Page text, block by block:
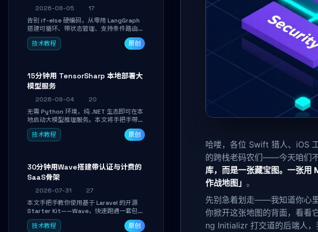
2026-08-05
17
告别 if-else 硬编码，从零用 LangGraph
搭建可循环、带状态管理、支持条件路由的
多步骤 AI 代理。学完能独立编写包含自动
决策、工具调用和持久化状态的复杂工作
技术教程 原创
15分钟用 TensorSharp 本地部署大
模型服务
2026-08-04
20
无需 Python 环境，纯 .NET 生态即可在本
地启动大模型推理服务。本文将手把手带你
下载模型、配置 GPU 加速、启动 OpenAI
兼容 API，并在 C# 业务代码中无缝调用。
技术教程 原创
30分钟用Wave搭建带认证与计费的
SaaS骨架
2026-07-31
27
本文手把手教你使用基于 Laravel 的开源
Starter Kit——Wave，快速跑通一套包含
用户认证、订阅计费、角色权限和后台管理
的完整 SaaS 骨架。附带 Stripe 测试支付
技术教程 原创
哈喽，各位 Swift 猎人、iOS
的跨栈老码农们——今天咱们
库，而是一张藏宝图。一张
作战地图」 。
先别急着划走——我知道你心
你掀开这张地图的背面，看
ng Initializr 打交道的后端人，